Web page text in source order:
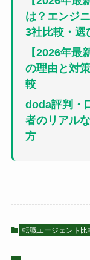
は？エンジ
3社比較・選
【2026年最
の理由と対
較
doda評判・
者のリアル
方
転職エージェント比